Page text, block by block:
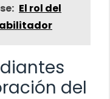
El rol del
del